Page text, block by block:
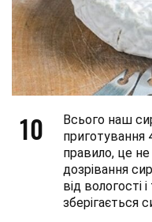
10
Всього наш
приготування
правило, це
дозрівання
від вологості
зберігається